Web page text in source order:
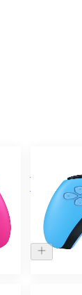
Нет в
для
8.000 ₽